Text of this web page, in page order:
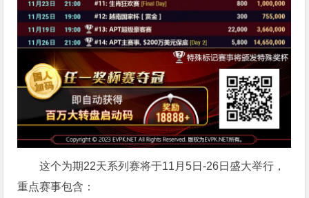
这个为期22天系列赛将于11月5日-26日盛大举行，
重点赛事包含：